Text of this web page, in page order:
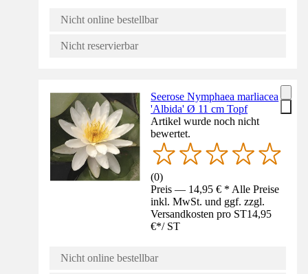
Nicht online bestellbar
Nicht reservierbar
Seerose Nymphaea marliacea
'Albida' Ø 11 cm Topf
Artikel wurde noch nicht
bewertet.
(0)
Preis — 14,95 € * Alle Preise
inkl. MwSt. und ggf. zzgl.
Versandkosten pro ST14,95
€*/ ST
Nicht online bestellbar